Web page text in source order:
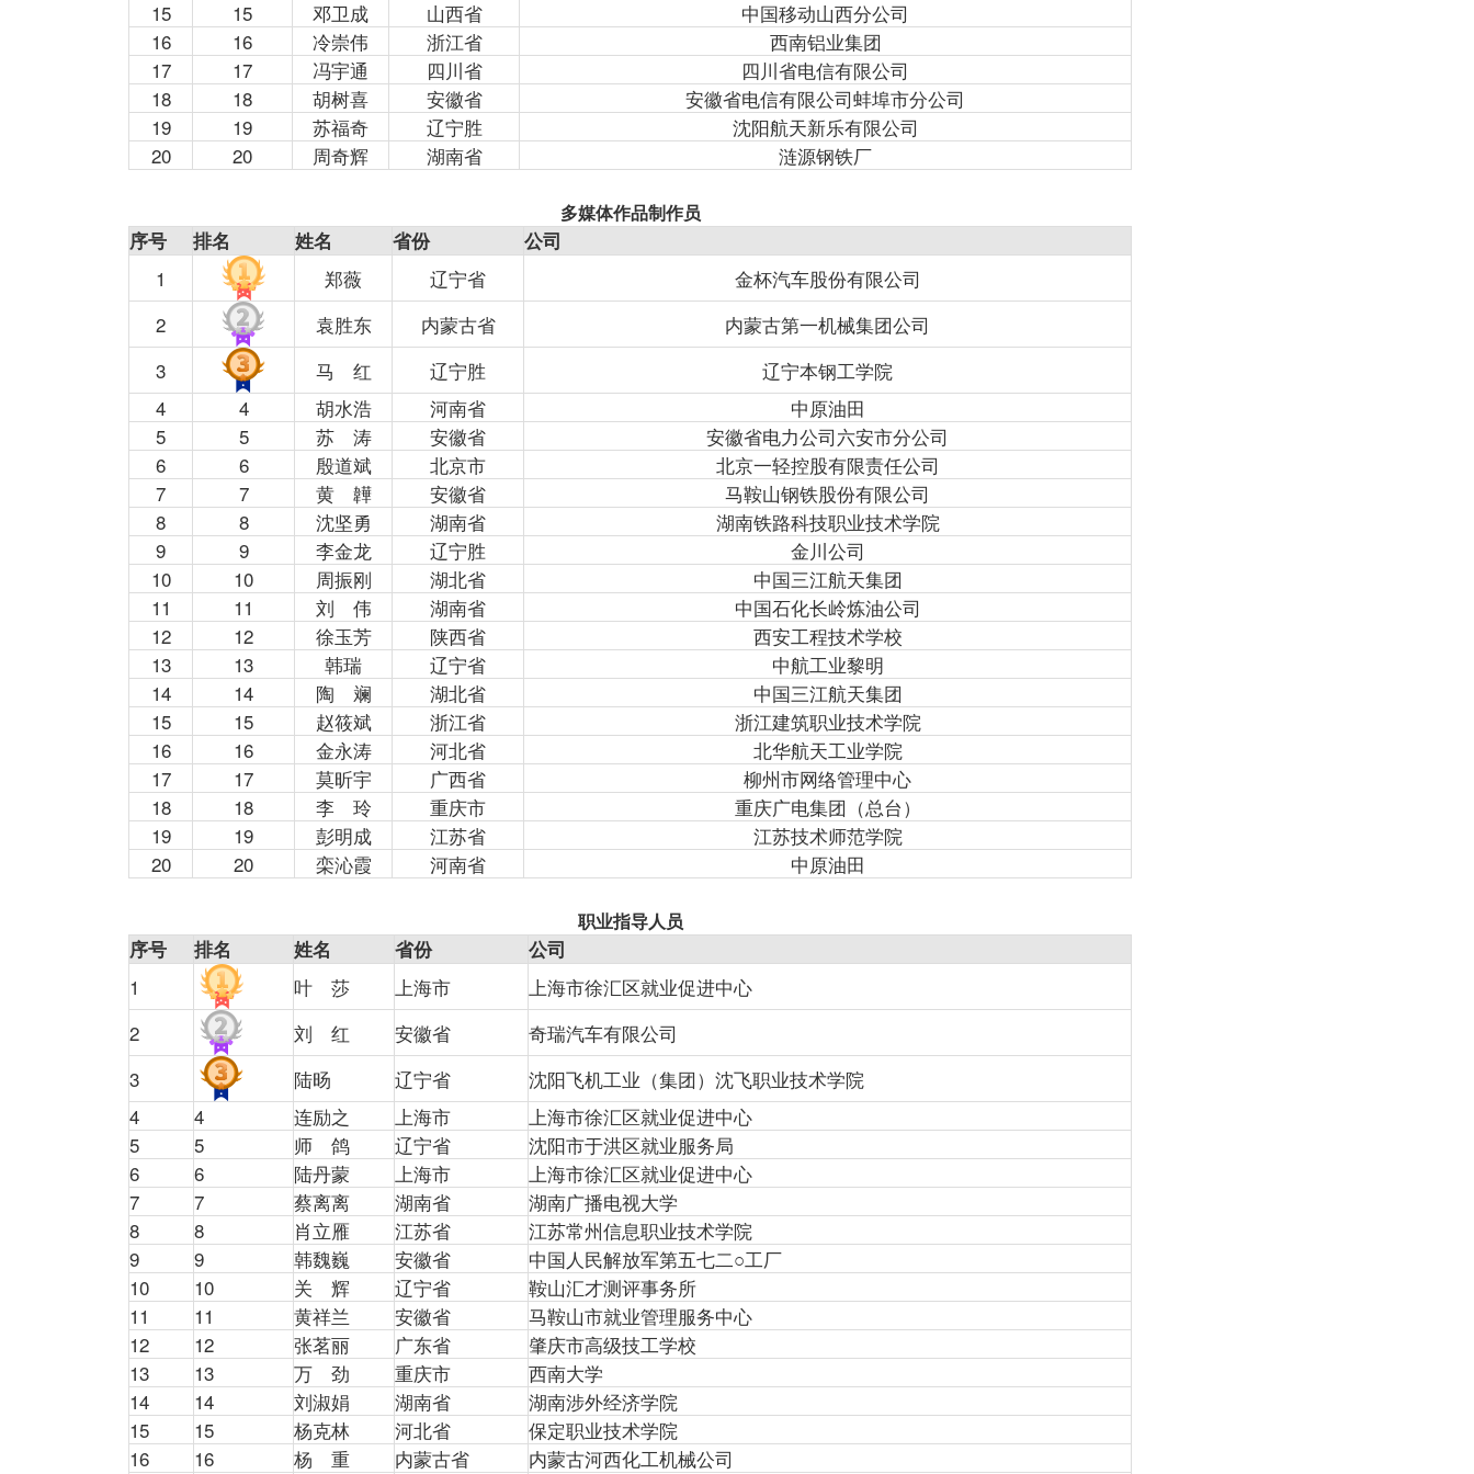
15 15 邓卫成 山西省
中国移动山西分公司
16
16 冷崇伟 浙江省
西南铝业集团
17
17 冯宇通 四川省
四川省电信有限公司
18
18 胡树喜 安徽省
安徽省电信有限公司蚌埠市分公司
19
19 苏福奇 辽宁胜
沈阳航天新乐有限公司
20
20 周奇辉 湖南省 涟源钢铁厂
多媒体作品制作员
序号 排名 姓名 省份 公司
1 郑薇 辽宁省
金杯汽车股份有限公司
2
袁胜东 内蒙古省
内蒙古第一机械集团公司
3
马 红 辽宁胜
辽宁本钢工学院
4
4 胡水浩 河南省
中原油田
5
5 苏 涛 安徽省
安徽省电力公司六安市分公司
6
6 殷道斌 北京市
北京一轻控股有限责任公司
7
7 黄 韡 安徽省
马鞍山钢铁股份有限公司
8
8 沈坚勇 湖南省
湖南铁路科技职业技术学院
9
9 李金龙 辽宁胜
金川公司
10
10 周振刚 湖北省
中国三江航天集团
11
11 刘 伟 湖南省
中国石化长岭炼油公司
12
12 徐玉芳 陕西省
西安工程技术学校
13
13 韩瑞 辽宁省
中航工业黎明
14
14 陶 斓 湖北省
中国三江航天集团
15
15 赵筱斌 浙江省
浙江建筑职业技术学院
16
16 金永涛 河北省
北华航天工业学院
17
17 莫昕宇 广西省
柳州市网络管理中心
18
18 李 玲 重庆市
重庆广电集团（总台）
19
19 彭明成 江苏省
江苏技术师范学院
20
20 栾沁霞 河南省 中原油田
职业指导人员
序号 排名 姓名 省份 公司
1 叶 莎 上海市
上海市徐汇区就业促进中心
2
刘 红 安徽省
奇瑞汽车有限公司
3
陆旸 辽宁省
沈阳飞机工业（集团）沈飞职业技术学院
4
4 连励之 上海市
上海市徐汇区就业促进中心
5
5 师 鸽 辽宁省
沈阳市于洪区就业服务局
6
6 陆丹蒙 上海市
上海市徐汇区就业促进中心
7
7 蔡离离 湖南省
湖南广播电视大学
8
8 肖立雁 江苏省
江苏常州信息职业技术学院
9
9 韩魏巍 安徽省
中国人民解放军第五七二○工厂
10
10 关 辉 辽宁省
鞍山汇才测评事务所
11
11 黄祥兰 安徽省
马鞍山市就业管理服务中心
12
12 张茗丽 广东省
肇庆市高级技工学校
13
13 万 劲 重庆市
西南大学
14
14 刘淑娟 湖南省
湖南涉外经济学院
15
15 杨克林 河北省
保定职业技术学院
16
16 杨 重 内蒙古省
内蒙古河西化工机械公司